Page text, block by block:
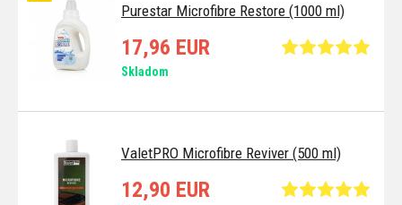
Purestar Microfibre Restore (1000 ml)
17,96 EUR
Skladom
ValetPRO Microfibre Reviver (500 ml)
12,90 EUR